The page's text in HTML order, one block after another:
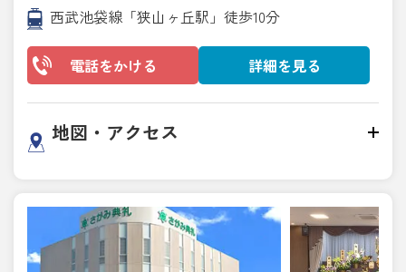
西武池袋線「狭山ヶ丘駅」徒歩10分
電話をかける 詳細を見る
地図・アクセス